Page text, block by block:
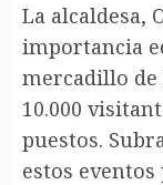
La alcaldesa,
importancia
mercadillo de
10.000
puestos.
estos